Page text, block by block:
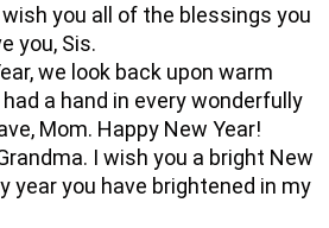
you all of the blessings you
you, Sis.
we look back upon warm
had a hand in every wonderfully
Mom. Happy New Year!
I wish you a bright New
year you have brightened in my